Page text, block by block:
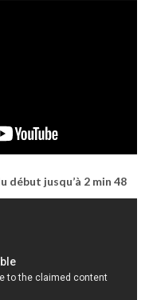
début jusqu’à 2 min 48